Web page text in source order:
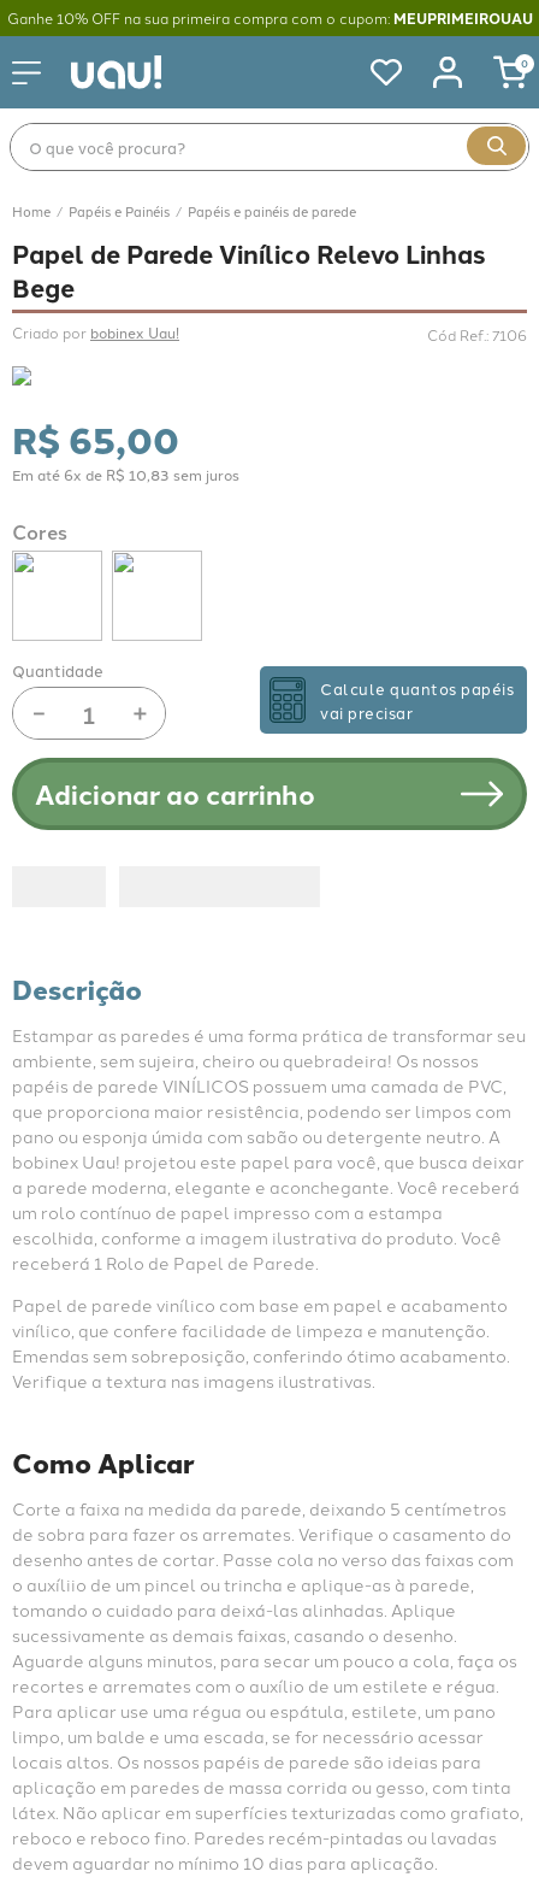
Ganhe 10% OFF na sua primeira compra com o cupom: MEUPRIMEIROUAU
0
O que você procura?
Papéis e Painéis Papéis e painéis de parede
Papel de Parede Vinílico Relevo Linhas
Bege
Criado por bobinex Uau! Cód Ref.:7106
R$ 65,00
Em até 6x de R$ 10 83 sem juros
Cores
Quantidade
＋
－
Calcule quantos papéis
vai precisar
Adicionar ao carrinho
Descrição
Estampar as paredes é uma forma prática de transformar seu
ambiente, sem sujeira, cheiro ou quebradeira! Os nossos
papéis de parede VINÍLICOS possuem uma camada de PVC,
que proporciona maior resistência, podendo ser limpos com
pano ou esponja úmida com sabão ou detergente neutro. A
bobinex Uau! projetou este papel para você, que busca deixar
a parede moderna, elegante e aconchegante. Você receberá
um rolo contínuo de papel impresso com a estampa
escolhida, conforme a imagem ilustrativa do produto. Você
receberá 1 Rolo de Papel de Parede.
Papel de parede vinílico com base em papel e acabamento
vinílico, que confere facilidade de limpeza e manutenção.
Emendas sem sobreposição, conferindo ótimo acabamento.
Verifique a textura nas imagens ilustrativas.
Como Aplicar
Corte a faixa na medida da parede, deixando 5 centímetros
de sobra para fazer os arremates. Verifique o casamento do
desenho antes de cortar. Passe cola no verso das faixas com
o auxíliio de um pincel ou trincha e aplique-as à parede,
tomando o cuidado para deixá-las alinhadas. Aplique
sucessivamente as demais faixas, casando o desenho.
Aguarde alguns minutos, para secar um pouco a cola, faça os
recortes e arremates com o auxílio de um estilete e régua.
Para aplicar use uma régua ou espátula, estilete, um pano
limpo, um balde e uma escada, se for necessário acessar
locais altos. Os nossos papéis de parede são ideias para
aplicação em paredes de massa corrida ou gesso, com tinta
látex. Não aplicar em superfícies texturizadas como grafiato,
reboco e reboco fino. Paredes recém-pintadas ou lavadas
devem aguardar no mínimo 10 dias para aplicação.